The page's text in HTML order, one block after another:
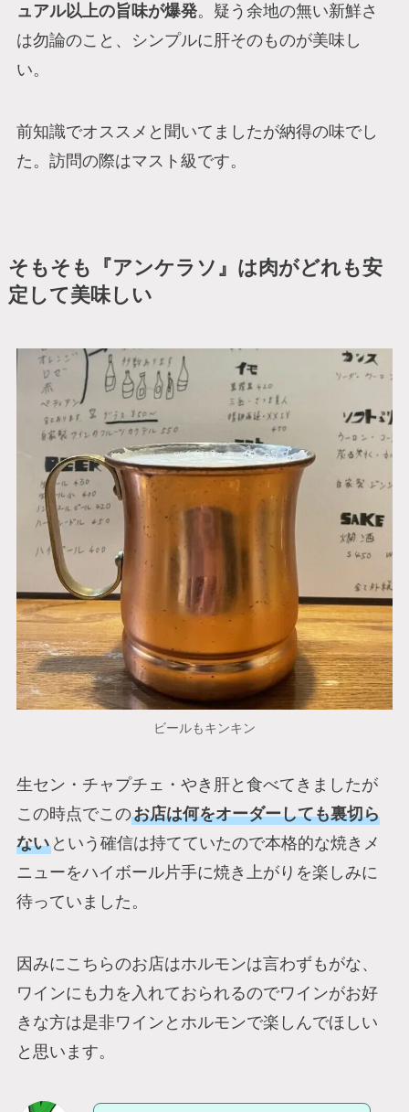
ュアル以上の旨味が爆発。疑う余地の無い新鮮さ
は勿論のこと、シンプルに肝そのものが美味し
い。
前知識でオススメと聞いてましたが納得の味でし
た。訪問の際はマスト級です。
そもそも『アンケラソ』は肉がどれも安
定して美味しい
ビールもキンキン
生セン・チャプチェ・やき肝と食べてきましたが
この時点でこのお店は何をオーダーしても裏切ら
ないという確信は持てていたので本格的な焼きメ
ニューをハイボール片手に焼き上がりを楽しみに
待っていました。
因みにこちらのお店はホルモンは言わずもがな、
ワインにも力を入れておられるのでワインがお好
きな方は是非ワインとホルモンで楽しんでほしい
と思います。